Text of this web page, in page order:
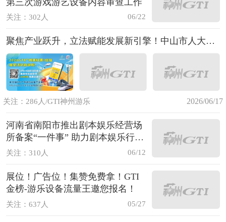
关注：302人 06/22
聚焦产业跃升，立法赋能发展新引擎！中山市人大常委会深入游戏游艺产业园区开展专题调研
关注：286人/GTI神州游乐 2026/06/17
河南省南阳市推出剧本娱乐经营场
所备案“一件事” 助力剧本娱乐行
业“健康”发展
关注：310人 06/12
展位！广告位！集赞免费拿！GTI
金榜-游乐设备流量王邀您报名！
关注：637人 05/27